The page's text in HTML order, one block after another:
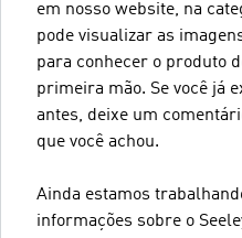
em nosso website, na
pode visualizar as
para conhecer o produto
primeira mão. Se você já
antes, deixe um
que você achou.
Ainda estamos
informações sobre o